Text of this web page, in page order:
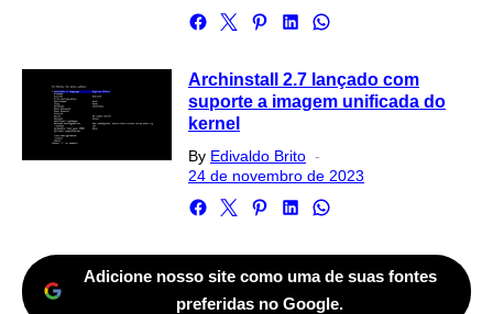
Archinstall 2.7 lançado com
suporte a imagem unificada do
kernel
By Edivaldo Brito
on
24 de novembro de 2023
Adicione nosso site como uma de suas fontes
preferidas no Google.